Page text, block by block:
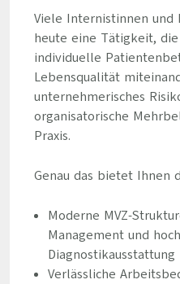
Viele Internistinnen und
heute eine Tätigkeit,
individuelle
Lebensqualität
unternehmerisches
organisatorische
Praxis.
Genau das bietet Ihnen
Moderne MVZ-
Management und
Diagnostikausstattung
Verlässliche